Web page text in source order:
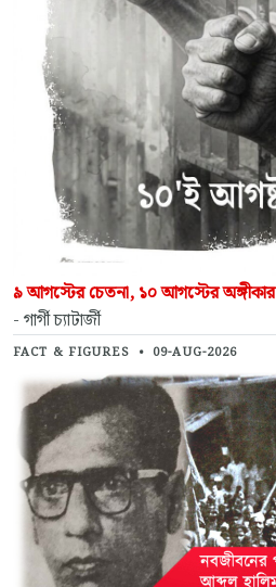
৯ আগস্টের চেতনা, ১০ আগস্টের অঙ্গীকার
- গার্গী চ্যাটার্জী
FACT & FIGURES • 09-AUG-2026